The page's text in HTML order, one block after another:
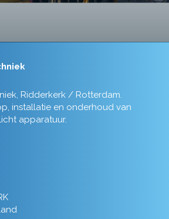
Ridderkerk / Rotterdam.
installatie en onderhoud van
apparatuur.